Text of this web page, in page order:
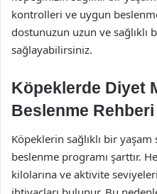
kontrolleri ve uygun
dostunuzun uzun ve sağlıklı
sağlayabilirsiniz.
Köpeklerde Diyet
Beslenme Rehberi
Köpeklerin sağlıklı bir
beslenme programı şarttır.
kilolarına ve aktivite